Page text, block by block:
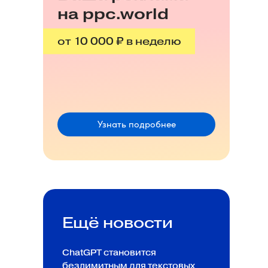
на ppc.world
от 10 000 ₽ в неделю
Узнать подробнее
Ещё новости
ChatGPT становится
безлимитным для текстовых